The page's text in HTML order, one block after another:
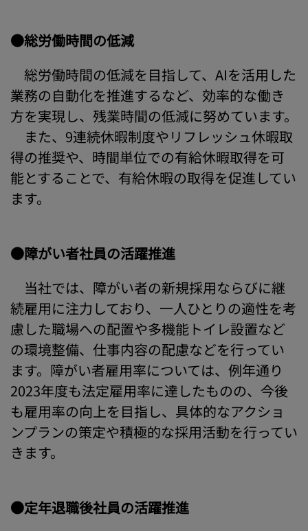
●総労働時間の低減
総労働時間の低減を目指して、AIを活用した
業務の自動化を推進するなど、効率的な働き
方を実現し、残業時間の低減に努めています。
また、9連続休暇制度やリフレッシュ休暇取
得の推奨や、時間単位での有給休暇取得を可
能とすることで、有給休暇の取得を促進してい
ます。
●障がい者社員の活躍推進
当社では、障がい者の新規採用ならびに継
続雇用に注力しており、一人ひとりの適性を考
慮した職場への配置や多機能トイレ設置など
の環境整備、仕事内容の配慮などを行ってい
ます。障がい者雇用率については、例年通り
2023年度も法定雇用率に達したものの、今後
も雇用率の向上を目指し、具体的なアクショ
ンプランの策定や積極的な採用活動を行ってい
きます。
●定年退職後社員の活躍推進